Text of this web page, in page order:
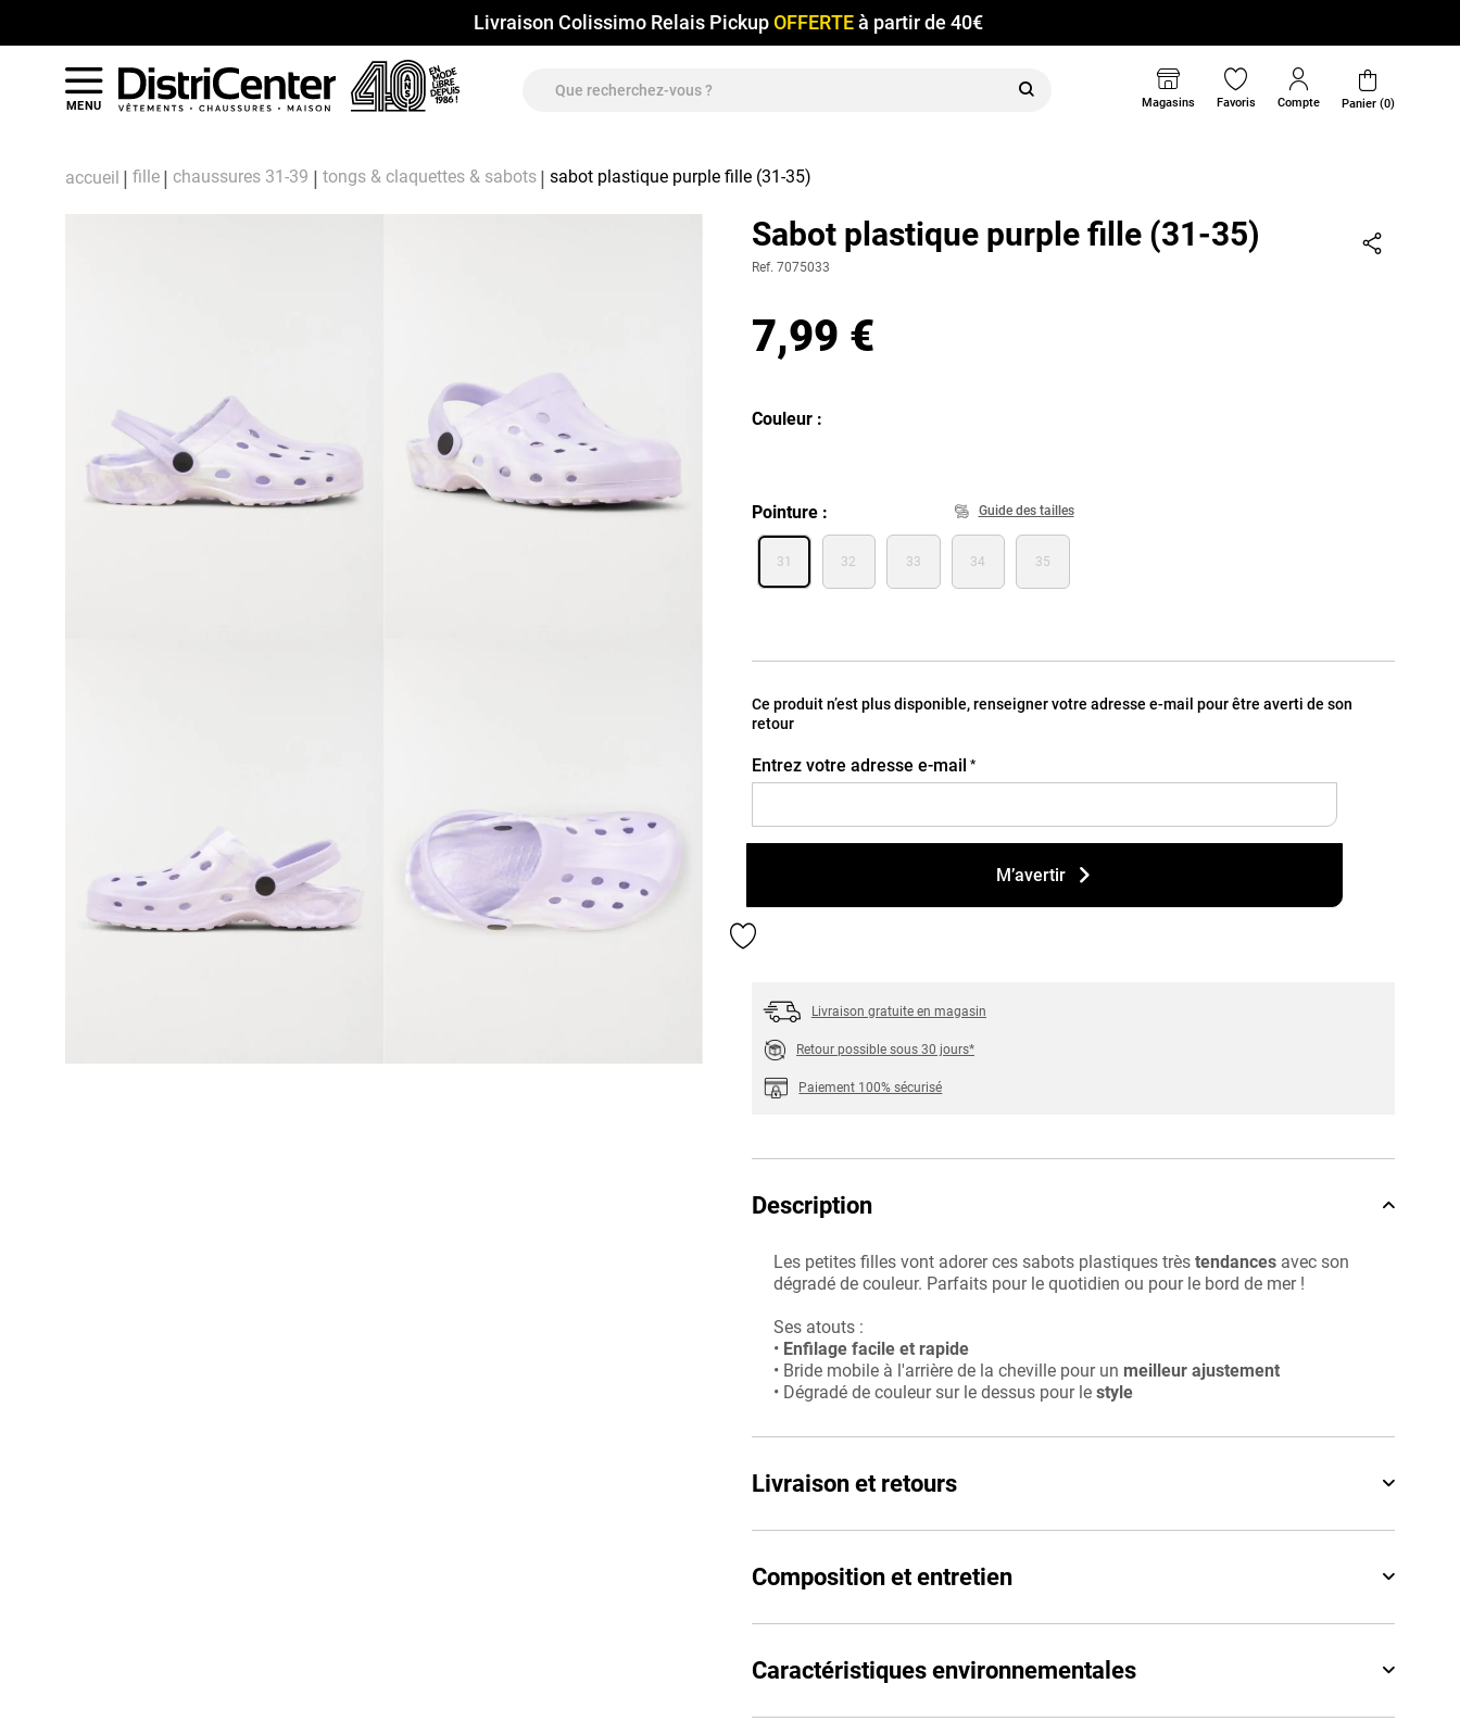
Livraison Colissimo Relais Pickup OFFERTEà partir de 40€
MENU Magasins Favoris Compte Panier (0)
accueil fille chaussures 31-39 tongs & claquettes & sabots sabot plastique purple fille (31-35)
Sabot plastique purple fille (31-35)
Ref. 7075033
7,99 €
Couleur
Pointure Guide des tailles
31 32 33 34 35
Ce produit n’est plus disponible, renseigner votre adresse e-mail pour être averti de son
retour
Entrez votre adresse e-mail *
M’avertir
Ajouter aux favoris
Livraison gratuite en magasin
Retour possible sous 30 jours*
Paiement 100% sécurisé
Description
Les petites filles vont adorer ces sabots plastiques très tendances avec son
dégradé de couleur. Parfaits pour le quotidien ou pour le bord de mer !
Ses atouts :
• Enfilage facile et rapide
• Bride mobile à l'arrière de la cheville pour un meilleur ajustement
• Dégradé de couleur sur le dessus pour le style
Livraison et retours
Composition et entretien
Caractéristiques environnementales